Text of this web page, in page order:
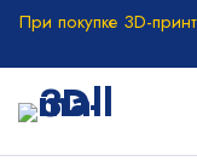
При покупке 3D-